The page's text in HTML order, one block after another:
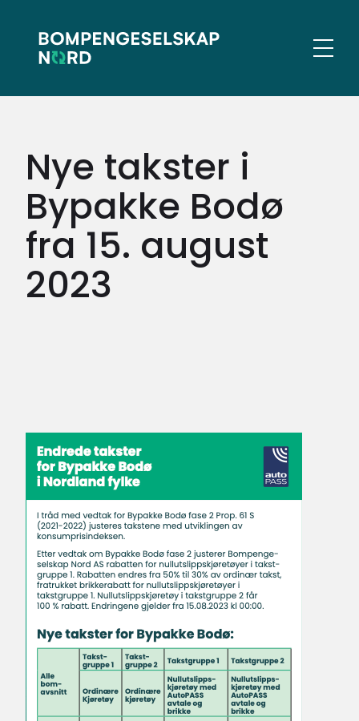
hovedinnhold
Meny
Nye takster i
Bypakke Bodø
fra 15. august
2023